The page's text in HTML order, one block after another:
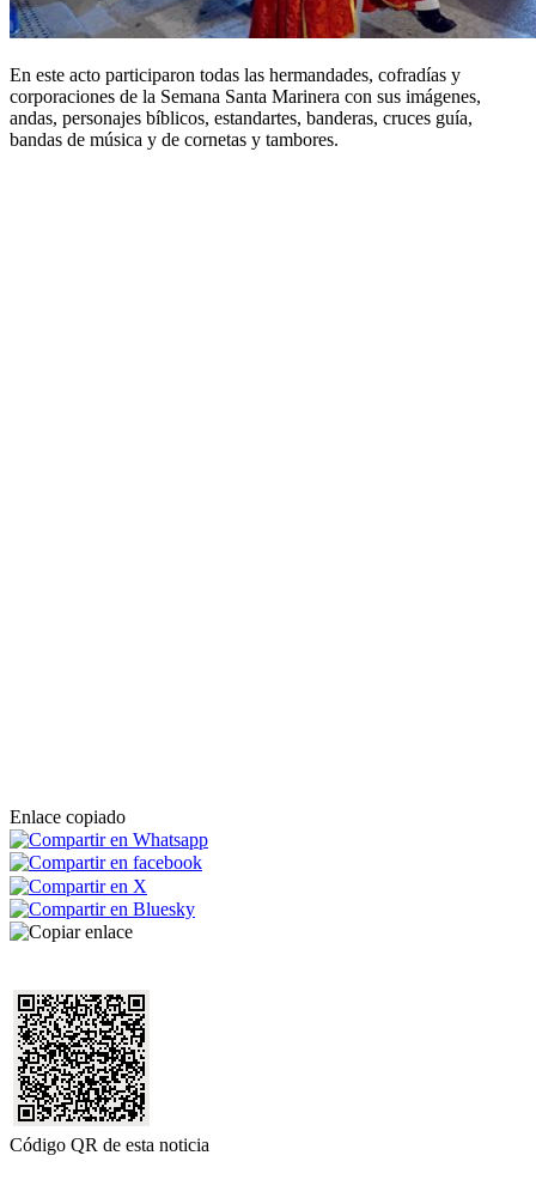
En este acto participaron todas las hermandades, cofradías y
corporaciones de la Semana Santa Marinera con sus imágenes,
andas, personajes bíblicos, estandartes, banderas, cruces guía,
bandas de música y de cornetas y tambores.
Enlace copiado
Código QR de esta noticia